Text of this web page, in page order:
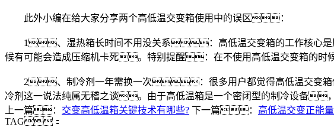
此外小编在给大家分享两个高低温交变箱使用中的误区：
1、湿热箱长时间不用没关系：高低温交变箱的工作核心
候有可能会造成压缩机卡死。特别提醒：在不使用高低温交变箱的
2、制冷剂一年需换一次：很多用户都觉得高低温交变箱
冷剂这一说法纯属无稽之谈。由于高低温箱是一个密闭型的制冷设备
上一篇： 交变高低温箱关键技术有哪些? 下一篇： 高低温交变正能
TAG：